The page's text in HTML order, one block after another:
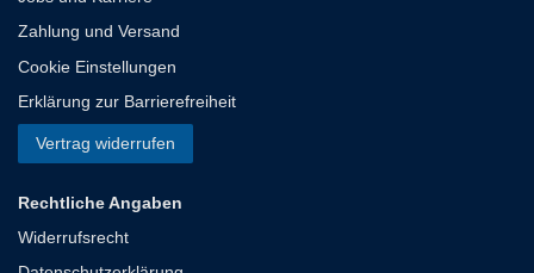
Zahlung und Versand
Cookie Einstellungen
Erklärung zur Barrierefreiheit
Vertrag widerrufen
Rechtliche Angaben
Widerrufsrecht